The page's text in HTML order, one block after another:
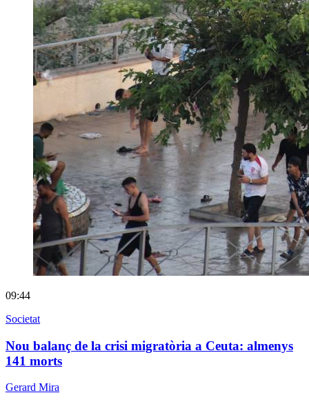
09:44
Societat
Nou balanç de la crisi migratòria a Ceuta: almenys
141 morts
Gerard Mira